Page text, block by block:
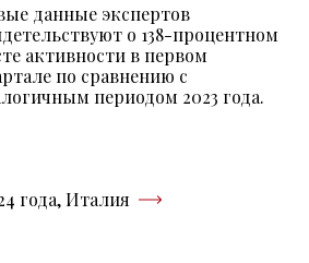
данные экспертов
о 138-процентном
активности в первом
по сравнению с
периодом 2023 года.
года, Италия